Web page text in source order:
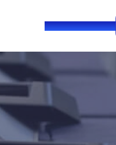
+380 (73) 416 54 69